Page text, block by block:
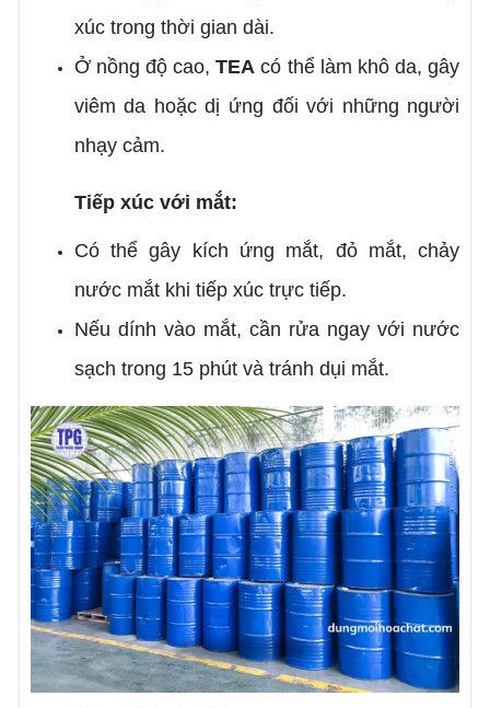
xúc trong thời gian dài.
Ở nồng độ cao,TEA có thể làm khô da, gây
viêm da hoặc dị ứng đối với những người
nhạy cảm.
Tiếp xúc với mắt:
Có thể gây kích ứng mắt, đỏ mắt, chảy
nước mắt khi tiếp xúc trực tiếp.
Nếu dính vào mắt, cần rửa ngay với nước
sạch trong 15 phút và tránh dụi mắt.